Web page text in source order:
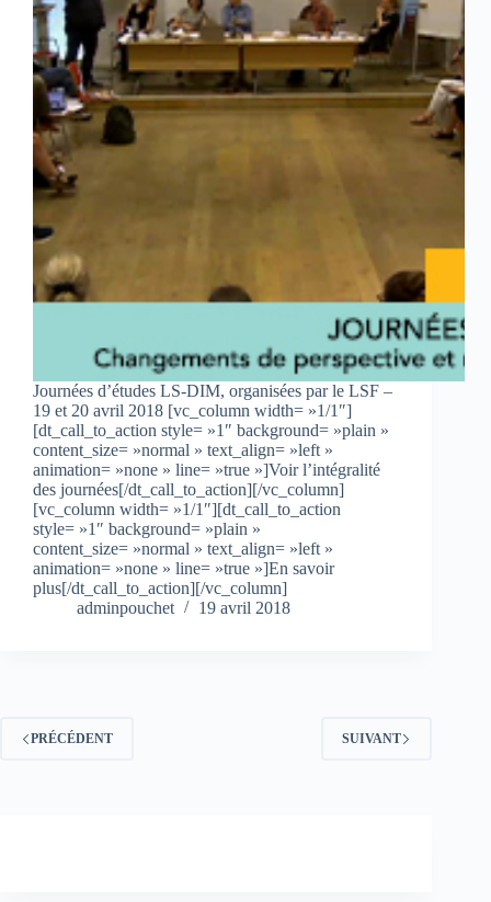
Journées d’études LS-DIM, organisées par le LSF –
19 et 20 avril 2018 [vc_column width= »1/1″]
[dt_call_to_action style= »1″ background= »plain »
content_size= »normal » text_align= »left »
animation= »none » line= »true »]Voir l’intégralité
des journées[/dt_call_to_action][/vc_column]
[vc_column width= »1/1″][dt_call_to_action
style= »1″ background= »plain »
content_size= »normal » text_align= »left »
animation= »none » line= »true »]En savoir
plus[/dt_call_to_action][/vc_column]
adminpouchet
19 avril 2018
PRÉCÉDENT SUIVANT